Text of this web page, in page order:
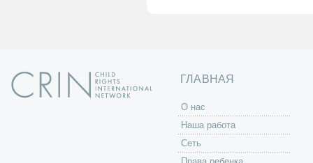
ГЛАВНАЯ
O нас
Наша работа
Сеть